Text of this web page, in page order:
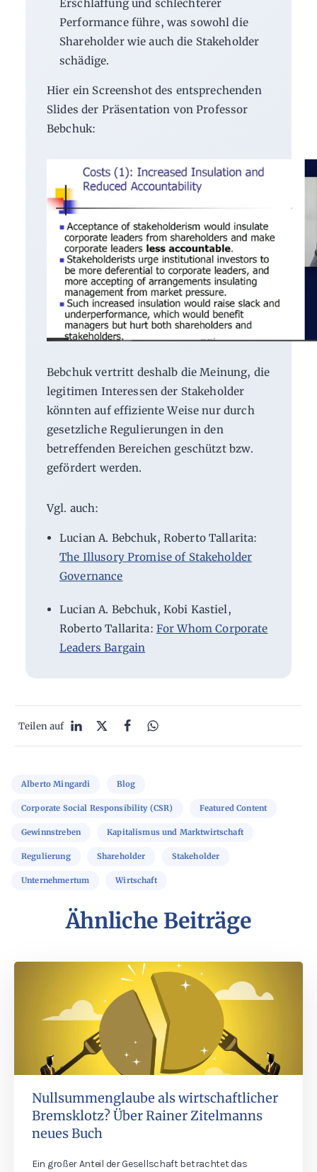
Erschlaffung und schlechterer
Performance führe, was sowohl die
Shareholder wie auch die Stakeholder
schädige.
Hier ein Screenshot des entsprechenden
Slides der Präsentation von Professor
Bebchuk:
Bebchuk vertritt deshalb die Meinung, die
legitimen Interessen der Stakeholder
könnten auf effiziente Weise nur durch
gesetzliche Regulierungen in den
betreffenden Bereichen geschützt bzw.
gefördert werden.
Vgl. auch:
Lucian A. Bebchuk, Roberto Tallarita:
The Illusory Promise of Stakeholder
Governance
Lucian A. Bebchuk, Kobi Kastiel,
Roberto Tallarita: For Whom Corporate
Leaders Bargain
Teilen auf
Alberto Mingardi Blog
Corporate Social Responsibility (CSR) Featured Content
Gewinnstreben Kapitalismus und Marktwirtschaft
Regulierung Shareholder Stakeholder
Unternehmertum Wirtschaft
Ähnliche Beiträge
Nullsummenglaube als wirtschaftlicher
Bremsklotz? Über Rainer Zitelmanns
neues Buch
Ein großer Anteil der Gesellschaft betrachtet das